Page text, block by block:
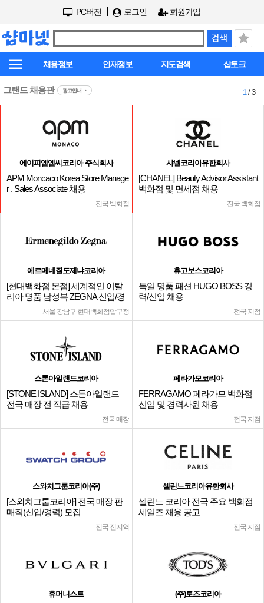
PC버전 로그인 회원가입
채용정보 인재정보 지도검색 샵토크
그랜드 채용관 광고안내 1/ 3
에이피엠엠씨코리아 주식회사
APM Moncaco Korea Store Manage
r . Sales Associate 채용
전국 백화점
샤넬코리아유한회사
[CHANEL] Beauty Advisor Assistant
백화점 및 면세점 채용
전국 백화점
에르메네질도제냐코리아
[현대백화점 본점] 세계적인 이탈
리아 명품 남성복 ZEGNA 신입/경
서울 강남구 현대백화점압구정
휴고보스코리아
독일 명품 패션 HUGO BOSS 경
력/신입 채용
전국 지점
스톤아일랜드코리아
[STONE ISLAND] 스톤아일랜드
전국 매장 전 직급 채용
전국 매장
페라가모코리아
FERRAGAMO 페라가모 백화점
신입 및 경력사원 채용
전국 지점
스와치그룹코리아(주)
[스와치그룹코리아] 전국 매장 판
매직(신입/경력) 모집
전국 전지역
셀린느코리아유한회사
셀린느 코리아 전국 주요 백화점
세일즈 채용 공고
전국 지점
휴머니스트 (주)토즈코리아